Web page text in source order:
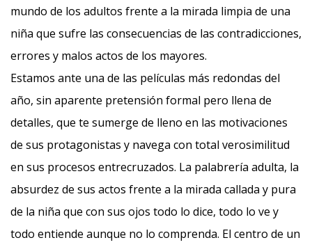
mundo de los adultos frente a la mirada limpia de una
niña que sufre las consecuencias de las contradicciones,
errores y malos actos de los mayores.
Estamos ante una de las películas más redondas del
año, sin aparente pretensión formal pero llena de
detalles, que te sumerge de lleno en las motivaciones
de sus protagonistas y navega con total verosimilitud
en sus procesos entrecruzados. La palabrería adulta, la
absurdez de sus actos frente a la mirada callada y pura
de la niña que con sus ojos todo lo dice, todo lo ve y
todo entiende aunque no lo comprenda. El centro de un